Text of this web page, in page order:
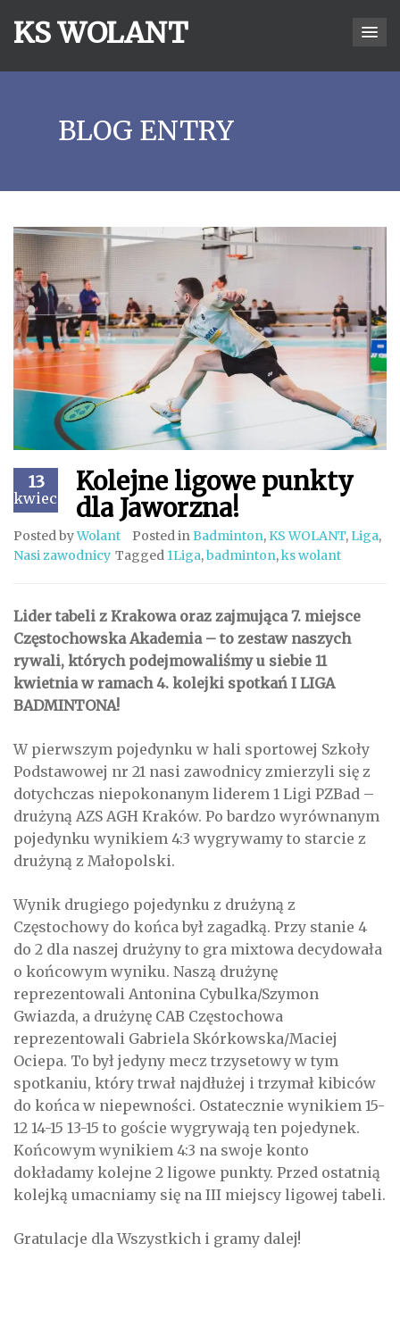
KS WOLANT
BLOG ENTRY
13
kwiecień
Kolejne ligowe punkty
dla Jaworzna!
Posted byWolant Posted inBadminton, KS WOLANT, Liga,
Nasi zawodnicy Tagged 1Liga,badminton,ks wolant
Lider tabeli z Krakowa oraz zajmująca 7. miejsce
Częstochowska Akademia – to zestaw naszych
rywali, których podejmowaliśmy u siebie 11
kwietnia w ramach 4. kolejki spotkań I LIGA
BADMINTONA!
W pierwszym pojedynku w hali sportowej Szkoły
Podstawowej nr 21 nasi zawodnicy zmierzyli się z
dotychczas niepokonanym liderem 1 Ligi PZBad –
drużyną AZS AGH Kraków. Po bardzo wyrównanym
pojedynku wynikiem 4:3 wygrywamy to starcie z
drużyną z Małopolski.
Wynik drugiego pojedynku z drużyną z
Częstochowy do końca był zagadką. Przy stanie 4
do 2 dla naszej drużyny to gra mixtowa decydowała
o końcowym wyniku. Naszą drużynę
reprezentowali Antonina Cybulka/Szymon
Gwiazda, a drużynę CAB Częstochowa
reprezentowali Gabriela Skórkowska/Maciej
Ociepa. To był jedyny mecz trzysetowy w tym
spotkaniu, który trwał najdłużej i trzymał kibiców
do końca w niepewności. Ostatecznie wynikiem 15-
12 14-15 13-15 to goście wygrywają ten pojedynek.
Końcowym wynikiem 4:3 na swoje konto
dokładamy kolejne 2 ligowe punkty. Przed ostatnią
kolejką umacniamy się na III miejscy ligowej tabeli.
Gratulacje dla Wszystkich i gramy dalej!